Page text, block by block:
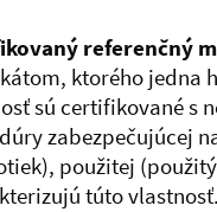
referenčný
ktorého jedna
sú certifikované s
zabezpečujúcej
použitej
túto vlastnosť.